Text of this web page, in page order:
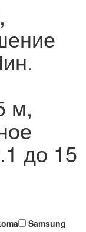
м,
до 15
Samsung